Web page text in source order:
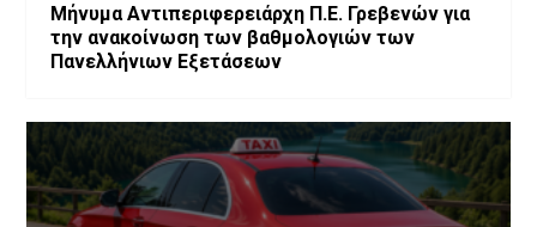
Μήνυμα Αντιπεριφερειάρχη Π.Ε. Γρεβενών για
την ανακοίνωση των βαθμολογιών των
Πανελλήνιων Εξετάσεων